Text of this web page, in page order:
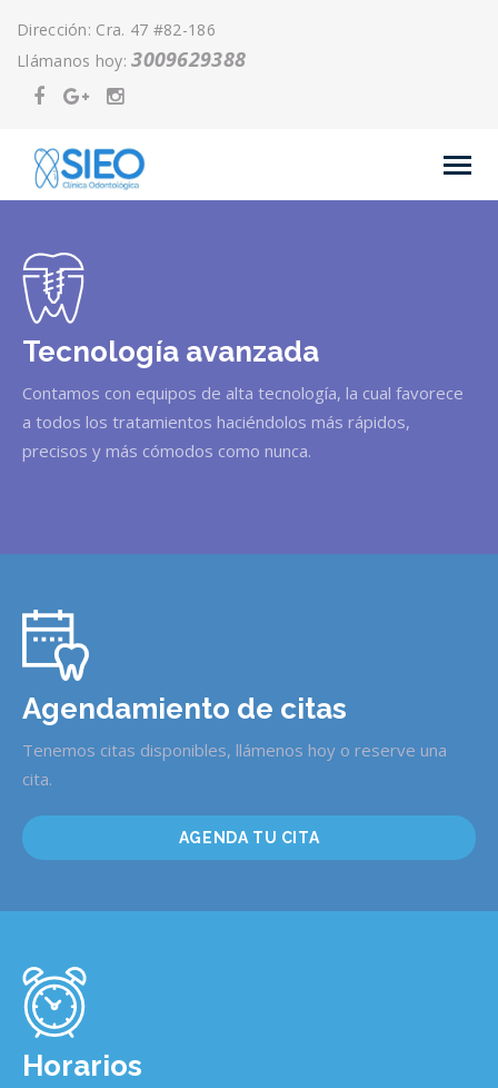
Dirección: Cra. 47 #82-186
Llámanos hoy:3009629388
Tecnología avanzada
Contamos con equipos de alta tecnología, la cual favorece
a todos los tratamientos haciéndolos más rápidos,
precisos y más cómodos como nunca.
Agendamiento de citas
Tenemos citas disponibles, llámenos hoy o reserve una
cita.
AGENDA TU CITA
Horarios